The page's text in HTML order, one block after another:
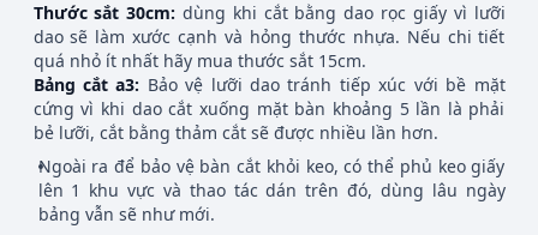
Thước sắt 30cm: dùng khi cắt bằng dao rọc giấy vì lưỡi
dao sẽ làm xước cạnh và hỏng thước nhựa. Nếu chi tiết
quá nhỏ ít nhất hãy mua thước sắt 15cm.
Bảng cắt a3: Bảo vệ lưỡi dao tránh tiếp xúc với bề mặt
cứng vì khi dao cắt xuống mặt bàn khoảng 5 lần là phải
bẻ lưỡi, cắt bằng thảm cắt sẽ được nhiều lần hơn.
Ngoài ra để bảo vệ bàn cắt khỏi keo, có thể phủ keo giấy
lên 1 khu vực và thao tác dán trên đó, dùng lâu ngày
bảng vẫn sẽ như mới.